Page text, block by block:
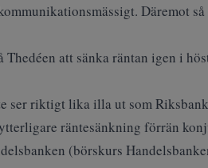
Däremot
att sänka räntan igen i
ser riktigt lika illa ut som
räntesänkning förrän
(börskurs